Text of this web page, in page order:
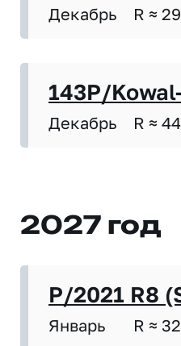
Декабрь R ≈
143P/
Декабрь R ≈
2027 год
P/2021 R8
Январь R ≈